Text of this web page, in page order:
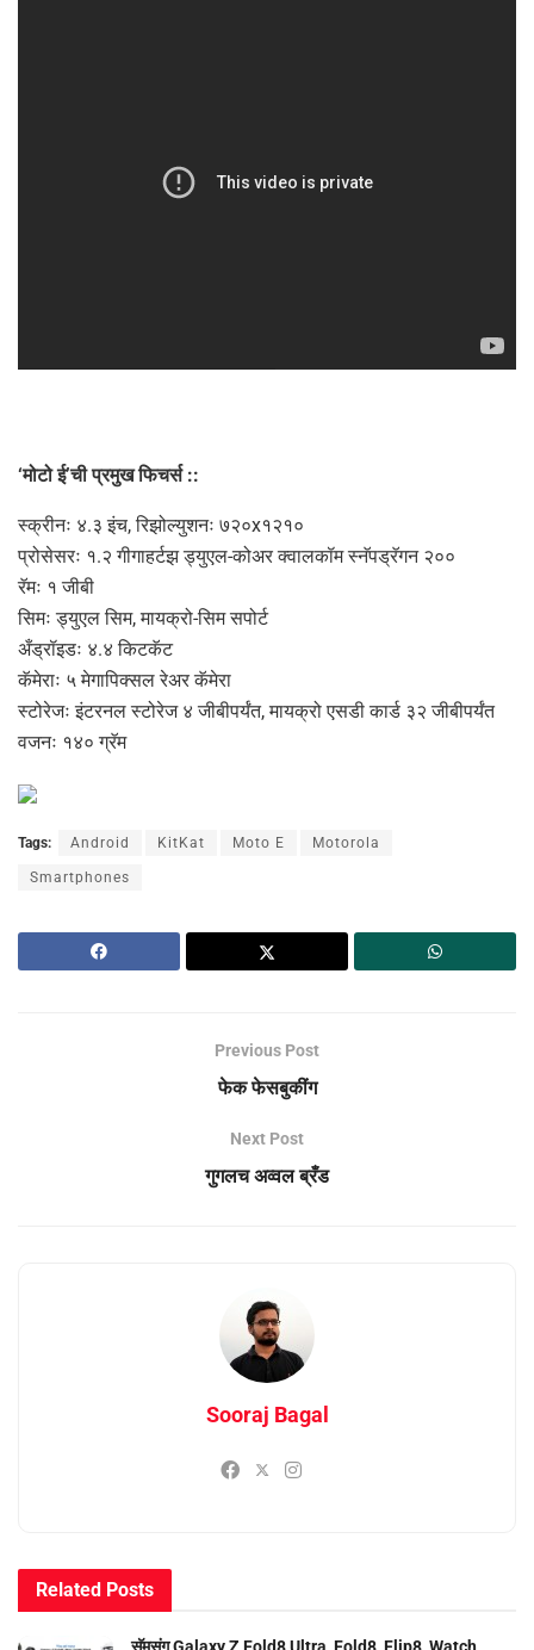
‘मोटो ई’ची प्रमुख फिचर्स ::
स्क्रीनः ४.३ इंच, रिझोल्युशनः ७२०x१२१०
प्रोसेसरः १.२ गीगाहर्टझ ड्युएल-कोअर क्वालकॉम स्नॅपड्रॅगन २००
रॅमः १ जीबी
सिमः ड्युएल सिम, मायक्रो-सिम सपोर्ट
अँड्रॉइडः ४.४ किटकॅट
कॅमेराः ५ मेगापिक्सल रेअर कॅमेरा
स्टोरेजः इंटरनल स्टोरेज ४ जीबीपर्यंत, मायक्रो एसडी कार्ड ३२ जीबीपर्यंत
वजनः १४० ग्रॅम
Tags: Android KitKat Moto E Motorola
Smartphones
Previous Post
फेक फेसबुकींग
Next Post
गुगलच अव्वल ब्रँड
Sooraj Bagal
Related Posts
सॅमसंग Galaxy Z Fold8 Ultra, Fold8, Flip8, Watch